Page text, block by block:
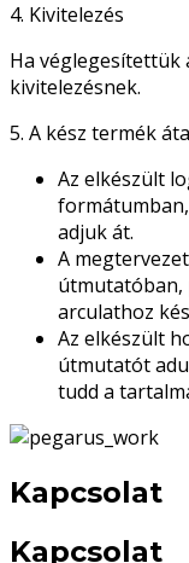
4. Kivitelezés
Ha
kivitelezésnek.
5. A kész termék
Az elkészült
adjuk át.
A
útmutatóban,
arculathoz
Az elkészült
útmutatót
tudd a
Kapcsolat
Kapcsolat